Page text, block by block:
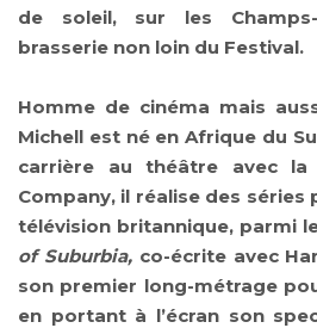
de soleil, sur les
brasserie non loin du Festival.
Homme de cinéma mais
Michell est né en Afrique du
carrière au théâtre avec la
Company, il réalise des
télévision britannique, parmi
of Suburbia,co-écrite avec
son premier long-métrage
en portant à l’écran son